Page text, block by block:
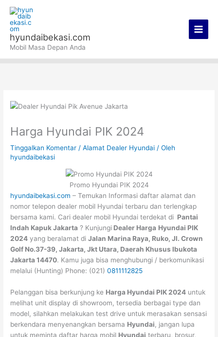
konten
hyundaibekasi.com
Mobil Masa Depan Anda
Harga Hyundai PIK 2024
Tinggalkan Komentar /Alamat Dealer Hyundai / Oleh
hyundaibekasi
Promo Hyundai PIK 2024
hyundaibekasi.com– Temukan Informasi daftar alamat dan
nomor telepon dealer mobil Hyundai terbaru dan terlengkap
bersama kami. Cari dealer mobil Hyundai terdekat di Pantai
Indah Kapuk Jakarta ? Kunjungi Dealer Harga Hyundai PIK
2024 yang beralamat diJalan Marina Raya, Ruko, Jl. Crown
Golf No.37-39, Jakarta, Jkt Utara, Daerah Khusus Ibukota
Jakarta 14470. Kamu juga bisa menghubungi / berkomunikasi
melalui (Hunting) Phone: (021)0811112825
Pelanggan bisa berkunjung ke Harga Hyundai PIK 2024 untuk
melihat unit display di showroom, tersedia berbagai type dan
model, silahkan melakukan test drive untuk merasakan sensasi
berkendara menyenangkan bersama Hyundai, jangan lupa
untuk meminta daftar harga mobil Hyundai terbaru, brosur,